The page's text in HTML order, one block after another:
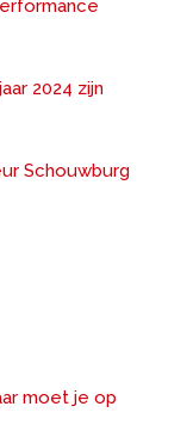
2024 zijn
Schouwburg
moet je op